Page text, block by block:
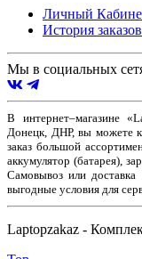
Личный
История заказов
Мы в социальных
В интернет–магазине
Донецк, ДНР, вы можете
заказ большой
аккумулятор (батарея),
Самовывоз или
выгодные условия для
Laptopzakaz -